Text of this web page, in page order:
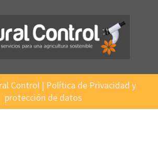
Control | Política de Privacidad y
protección de datos